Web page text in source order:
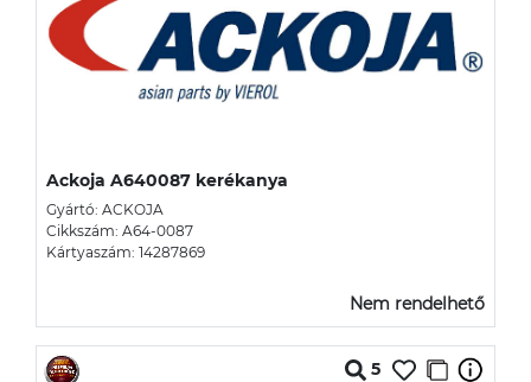
Ackoja A640087 kerékanya
Gyártó: ACKOJA
Cikkszám: A64-0087
Kártyaszám: 14287869
Nem rendelhető
5